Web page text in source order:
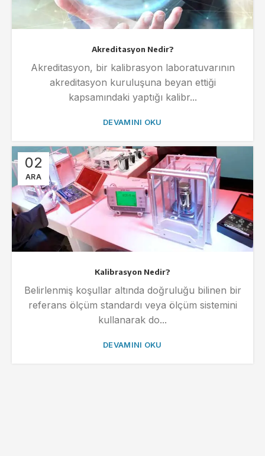
Akreditasyon Nedir?
Akreditasyon, bir kalibrasyon laboratuvarının
akreditasyon kuruluşuna beyan ettiği
kapsamındaki yaptığı kalibr...
DEVAMINI OKU
02
ARA
Kalibrasyon Nedir?
Belirlenmiş koşullar altında doğruluğu bilinen bir
referans ölçüm standardı veya ölçüm sistemini
kullanarak do...
DEVAMINI OKU